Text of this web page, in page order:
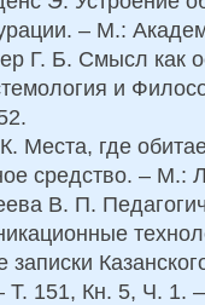
– М.:
Г. Б. Смысл как
и
Места, где
средство. – М.:
В. П.
записки
Т. 151, Кн. 5, Ч. 1.